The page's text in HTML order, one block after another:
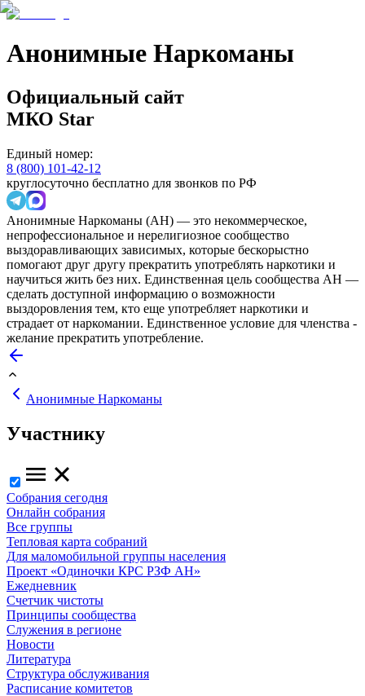
Анонимные Наркоманы
Официальный сайт
МКО Star
Единый номер:
8 (800) 101-42-12
круглосуточно бесплатно для звонков по РФ
Анонимные Наркоманы (АН) — это некоммерческое,
непрофессиональное и нерелигиозное сообщество
выздоравливающих зависимых, которые бескорыстно
помогают друг другу прекратить употреблять наркотики и
научиться жить без них. Единственная цель сообщества АН —
сделать доступной информацию о возможности
выздоровления тем, кто еще употребляет наркотики и
страдает от наркомании. Единственное условие для членства -
желание прекратить употребление.
Анонимные Наркоманы
Участнику
Собрания сегодня
Онлайн собрания
Все группы
Тепловая карта собраний
Для маломобильной группы населения
Проект «Одиночки КРС РЗФ АН»
Ежедневник
Счетчик чистоты
Принципы сообщества
Служения в регионе
Новости
Литература
Структура обслуживания
Расписание комитетов